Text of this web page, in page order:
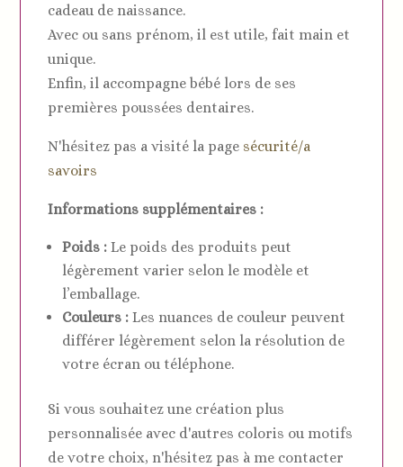
cadeau de naissance.
Avec ou sans prénom, il est utile, fait main et
unique.
Enfin, il accompagne bébé lors de ses
premières poussées dentaires.
N'hésitez pas a visité la page sécurité/a
savoirs
Informations supplémentaires :
Poids : Le poids des produits peut
légèrement varier selon le modèle et
l’emballage.
Couleurs : Les nuances de couleur peuvent
différer légèrement selon la résolution de
votre écran ou téléphone.
Si vous souhaitez une création plus
personnalisée avec d'autres coloris ou motifs
de votre choix, n'hésitez pas à me contacter